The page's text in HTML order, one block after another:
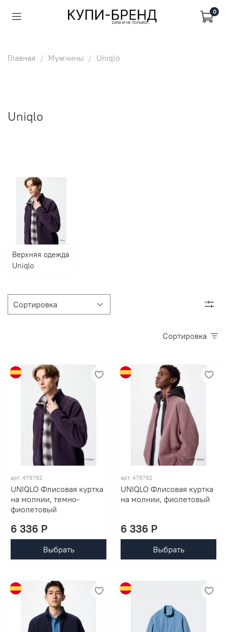
0
Главная Мужчины Uniqlo
Uniqlo
Верхняя одежда
Uniqlo
Сортировка
арт. 479792
UNIQLO Флисовая куртка
на молнии, темно-
фиолетовый
6 336 P
Выбрать
арт. 479792
UNIQLO Флисовая куртка
на молнии, фиолетовый
6 336 P
Выбрать